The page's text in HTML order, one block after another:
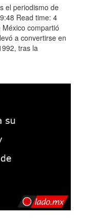
el periodismo de
Read time: 4
compartió
a convertirse en
tras la